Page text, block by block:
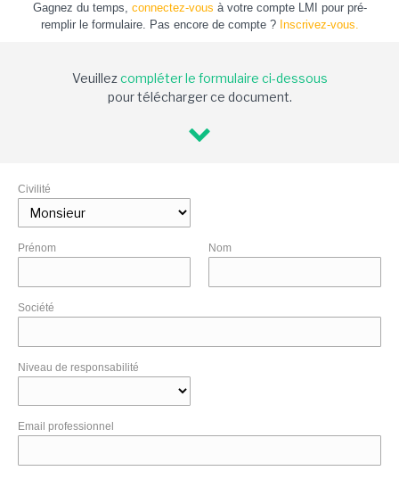
Gagnez du temps, connectez-vous à votre compte LMI pour pré-
remplir le formulaire. Pas encore de compte ? Inscrivez-vous.
Veuillezcompléter le formulaire ci-dessous
pour télécharger ce document.
Civilité
Prénom Nom
Société
Niveau de responsabilité
Email professionnel